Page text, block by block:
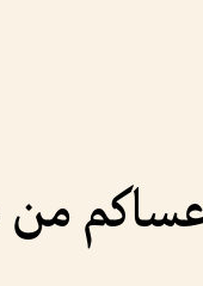
عساكم من